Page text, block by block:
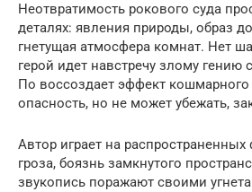
Неотвратимость рокового суда
деталях: явления природы, образ
гнетущая атмосфера комнат. Нет
герой идет навстречу злому гению
По воссоздает эффект кошмарного
опасность, но не может убежать,
Автор играет на распространенных
гроза, боязнь замкнутого
звукопись поражают своими